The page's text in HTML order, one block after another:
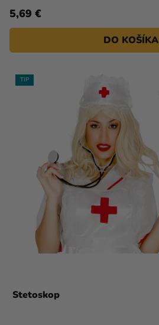
5,69 €
DO KOŠÍKA
TIP
Stetoskop